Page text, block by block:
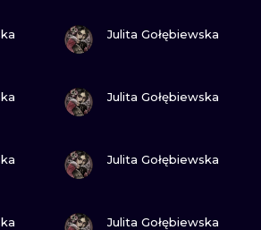
Julita Gołębiewska
Julita Gołębiewska
Julita Gołębiewska
Julita Gołębiewska